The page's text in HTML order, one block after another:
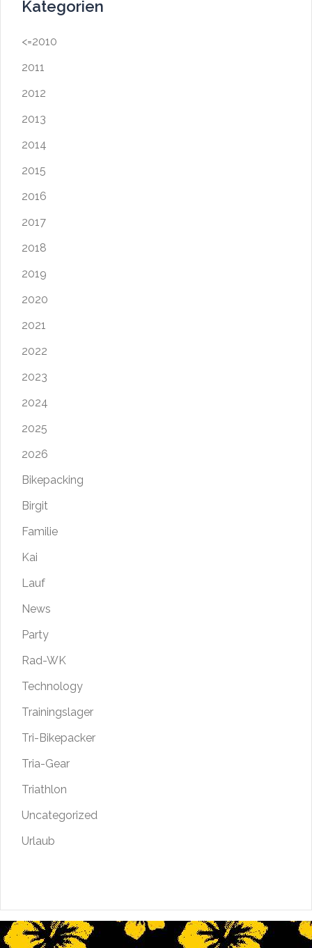
Kategorien
<=2010
2011
2012
2013
2014
2015
2016
2017
2018
2019
2020
2021
2022
2023
2024
2025
2026
Bikepacking
Birgit
Familie
Kai
Lauf
News
Party
Rad-WK
Technology
Trainingslager
Tri-Bikepacker
Tria-Gear
Triathlon
Uncategorized
Urlaub